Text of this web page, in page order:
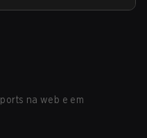
na web e em